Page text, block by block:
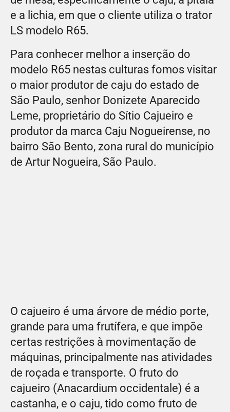
e a lichia, em que o cliente utiliza o trator
LS modelo R65.
Para conhecer melhor a inserção do
modelo R65 nestas culturas fomos visitar
o maior produtor de caju do estado de
São Paulo, senhor Donizete Aparecido
Leme, proprietário do Sítio Cajueiro e
produtor da marca Caju Nogueirense, no
bairro São Bento, zona rural do município
de Artur Nogueira, São Paulo.
O cajueiro é uma árvore de médio porte,
grande para uma frutífera, e que impõe
certas restrições à movimentação de
máquinas, principalmente nas atividades
de roçada e transporte. O fruto do
cajueiro (Anacardium occidentale) é a
castanha, e o caju, tido como fruto de